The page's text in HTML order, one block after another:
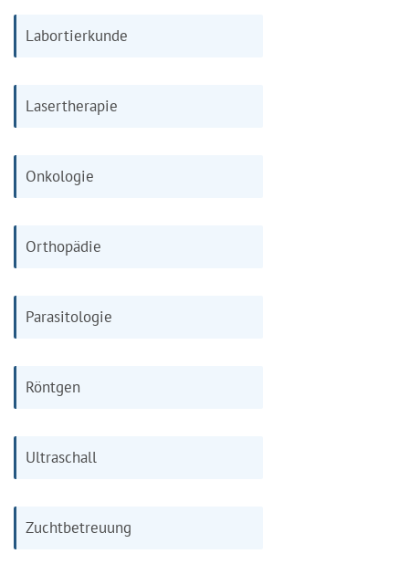
Labortierkunde
Lasertherapie
Onkologie
Orthopädie
Parasitologie
Röntgen
Ultraschall
Zuchtbetreuung